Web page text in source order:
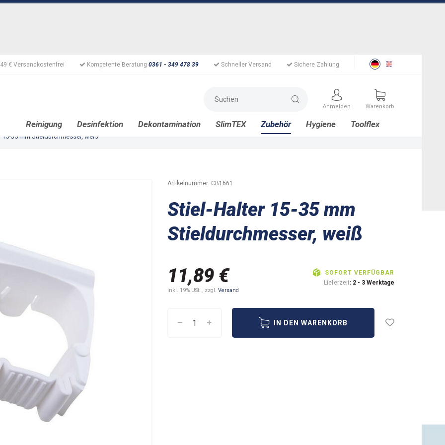
€ Versandkostenfrei Kompetente Beratung 0361 - 349 478 39 Schneller Versand Sichere Zahlung
Anmelden Warenkorb
Reinigung Desinfektion Dekontamination SlimTEX Zubehör Hygiene Toolflex
15-35 mm Stieldurchmesser, weiß
Artikelnummer: CB1661
Stiel-Halter 15-35 mm
Stieldurchmesser, weiß
11,89 €
inkl. 19% USt. , zzgl. Versand
SOFORT VERFÜGBAR
Lieferzeit: 2 - 3 Werktage
IN DEN WARENKORB